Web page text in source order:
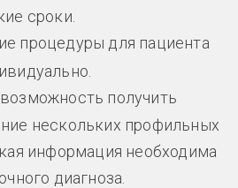
сроки.
процедуры для пациента
получить
нескольких профильных
информация необходима
диагноза.